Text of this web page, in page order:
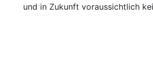
und in Zukunft voraussichtlich